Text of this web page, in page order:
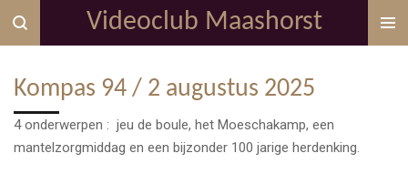
Ga
direct
de
hoofdinhoud
Videoclub Maashorst
Kompas 94 / 2 augustus 2025
4 onderwerpen : jeu de boule, het Moeschakamp, een
mantelzorgmiddag en een bijzonder 100 jarige herdenking.